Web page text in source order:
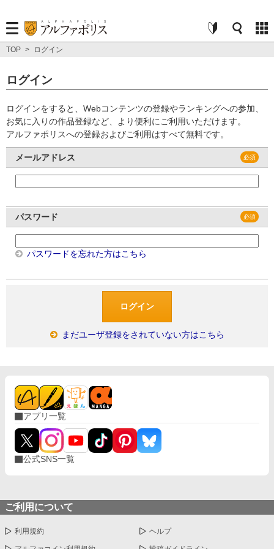
TOP > ログイン
ログイン
ログインをすると、Webコンテンツの登録やランキングへの参加、
お気に入りの作品登録など、より便利にご利用いただけます。
アルファポリスへの登録およびご利用はすべて無料です。
メールアドレス
パスワード
パスワードを忘れた方はこちら
まだユーザ登録をされていない方はこちら
アプリ一覧
公式SNS一覧
ご利用について
利用規約 ヘルプ